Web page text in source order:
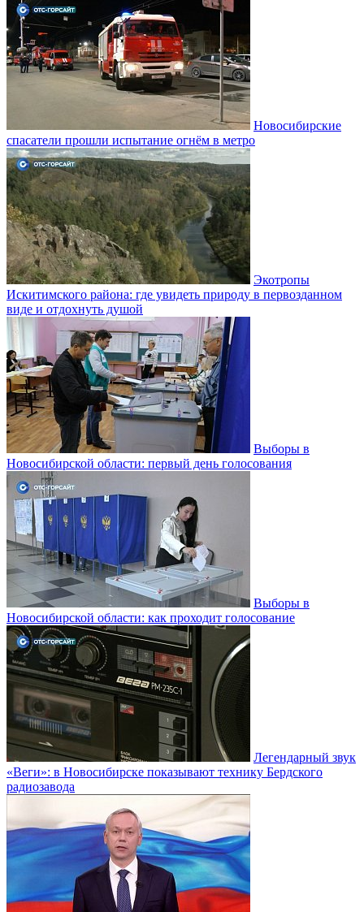
Новосибирские
спасатели прошли испытание огнём в метро
Экотропы
Искитимского района: где увидеть природу в первозданном
виде и отдохнуть душой
Выборы в
Новосибирской области: первый день голосования
Выборы в
Новосибирской области: как проходит голосование
Легендарный звук
«Веги»: в Новосибирске показывают технику Бердского
радиозавода